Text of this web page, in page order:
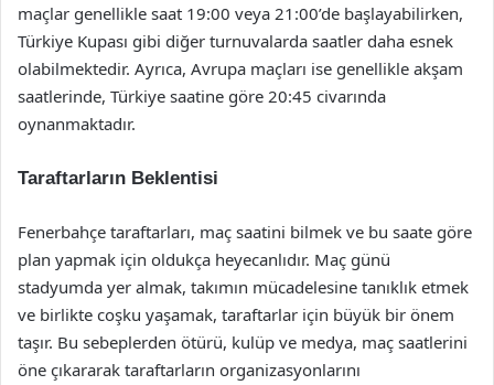
maçlar genellikle saat 19:00 veya 21:00’de başlayabilirken,
Türkiye Kupası gibi diğer turnuvalarda saatler daha esnek
olabilmektedir. Ayrıca, Avrupa maçları ise genellikle akşam
saatlerinde, Türkiye saatine göre 20:45 civarında
oynanmaktadır.
Taraftarların Beklentisi
Fenerbahçe taraftarları, maç saatini bilmek ve bu saate göre
plan yapmak için oldukça heyecanlıdır. Maç günü
stadyumda yer almak, takımın mücadelesine tanıklık etmek
ve birlikte coşku yaşamak, taraftarlar için büyük bir önem
taşır. Bu sebeplerden ötürü, kulüp ve medya, maç saatlerini
öne çıkararak taraftarların organizasyonlarını